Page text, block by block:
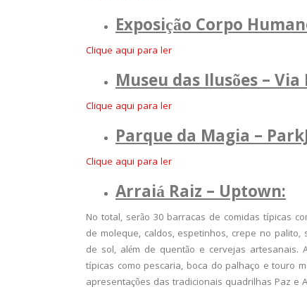
Exposição Corpo
Clique aqui para ler
Museu das Ilusões –
Clique aqui para ler
Parque da Magia –
Clique aqui para ler
Arraiá Raiz – Uptown:
No total, serão 30 barracas de comidas típicas
de moleque, caldos, espetinhos, crepe no
de sol, além de quentão e cervejas
típicas como pescaria, boca do palhaço e touro
apresentações das tradicionais quadrilhas Paz e